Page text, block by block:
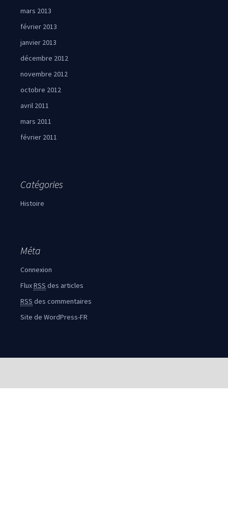
mars 2013
février 2013
janvier 2013
décembre 2012
novembre 2012
octobre 2012
avril 2011
mars 2011
février 2011
Catégories
Histoire
Méta
Connexion
FluxRSS des articles
RSS des commentaires
Site de WordPress-FR